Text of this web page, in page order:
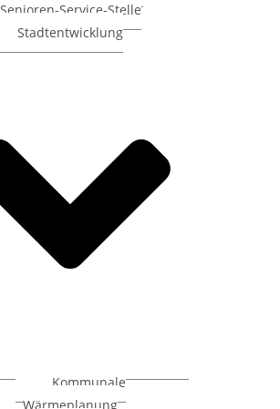
Senioren-Service-Stelle
Stadtentwicklung
Kommunale
Wärmeplanung